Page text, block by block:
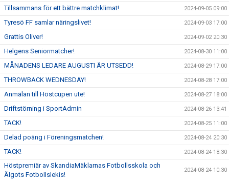
Tillsammans för ett bättre matchklimat! 2024-09-05 09:00
Tyresö FF samlar näringslivet! 2024-09-03 17:00
Grattis Oliver! 2024-09-02 20:30
Helgens Seniormatcher! 2024-08-30 11:00
MÅNADENS LEDARE AUGUSTI ÄR UTSEDD! 2024-08-29 17:00
THROWBACK WEDNESDAY! 2024-08-28 17:00
Anmälan till Höstcupen ute! 2024-08-27 18:00
Driftstörning i SportAdmin 2024-08-26 13:41
TACK! 2024-08-25 11:00
Delad poäng i Föreningsmatchen! 2024-08-24 20:30
TACK! 2024-08-24 18:30
Höstpremiär av SkandiaMäklarnas Fotbollsskola och
Älgots Fotbollslekis!
2024-08-24 10:30